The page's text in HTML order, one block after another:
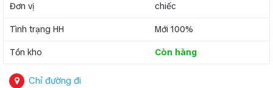
Đơn vị chiếc
Tình trạng HH Mới 100%
Tồn kho Còn hàng
Chỉ đường đi